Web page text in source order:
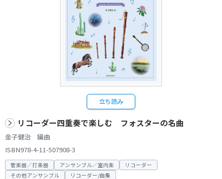
立ち読み
リコーダー四重奏で楽しむ フォスターの名曲
金子健治 編曲
ISBN978-4-11-507908-3
管楽器／打楽器 アンサンブル／室内楽
リコーダー
その他アンサンブル
リコーダー/曲集